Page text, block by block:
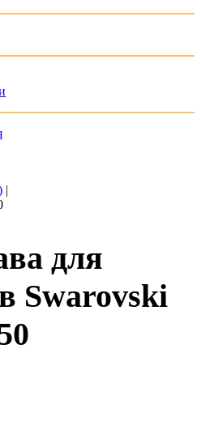
|
для
Swarovski